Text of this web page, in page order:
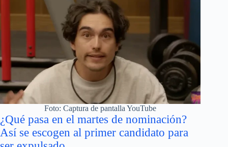
Foto: Captura de pantalla YouTube
¿Qué pasa en el martes de nominación?
Así se escogen al primer candidato para